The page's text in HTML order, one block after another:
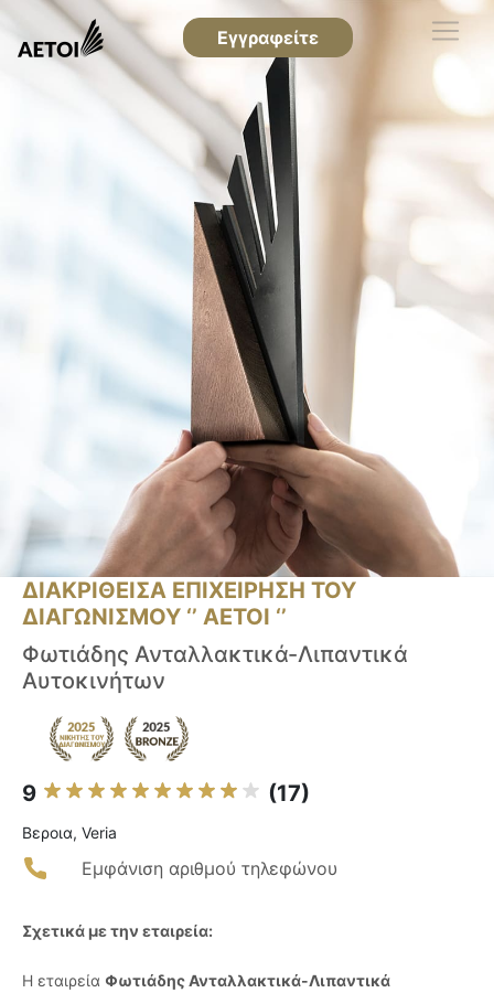
Εγγραφείτε
ΔΙΑΚΡΙΘΕΙΣΑ ΕΠΙΧΕΙΡΗΣΗ ΤΟΥ
ΔΙΑΓΩΝΙΣΜΟΥ ‘’ ΑΕΤΟΙ ‘’
Φωτιάδης Ανταλλακτικά-Λιπαντικά
Αυτοκινήτων
9 (17)
Βεροια, Veria
Εμφάνιση αριθμού τηλεφώνου
Σχετικά με την εταιρεία:
Η εταιρεία Φωτιάδης Ανταλλακτικά-Λιπαντικά